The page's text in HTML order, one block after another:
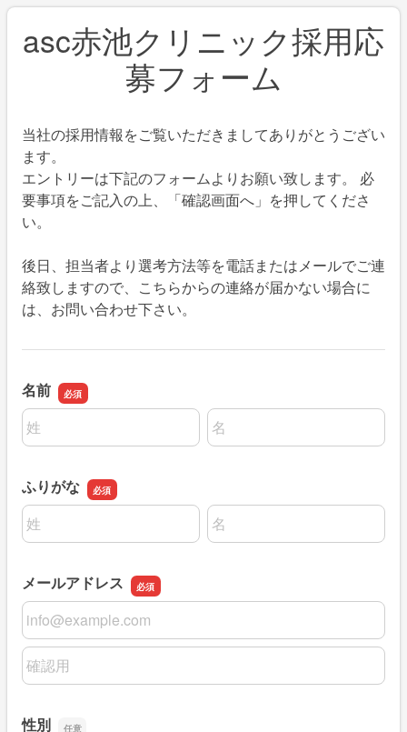
asc赤池クリニック採用応
募フォーム
当社の採用情報をご覧いただきましてありがとうござい
ます。
エントリーは下記のフォームよりお願い致します。 必
要事項をご記入の上、「確認画面へ」を押してくださ
い。
後日、担当者より選考方法等を電話またはメールでご連
絡致しますので、こちらからの連絡が届かない場合に
は、お問い合わせ下さい。
名前
名前の姓
名前の名
ふりがな
名前の姓
名前の名
メールアドレス
メールアドレス
メールアドレスの確認用
性別